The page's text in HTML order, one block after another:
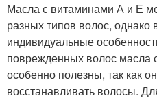
Масла с витаминами А и Е
разных типов волос, однако
индивидуальные
поврежденных волос масла
особенно полезны, так как
восстанавливать волосы.